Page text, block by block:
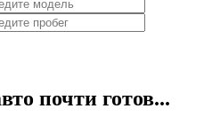
почти готов...